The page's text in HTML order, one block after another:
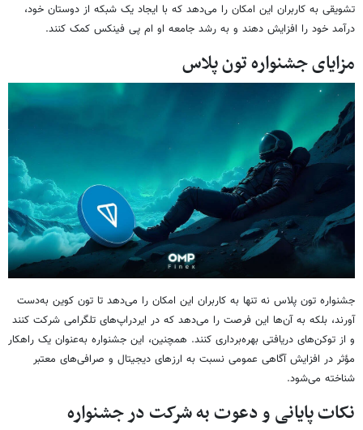
تشویقی به کاربران این امکان را می‌دهد که با ایجاد یک شبکه از دوستان خود،
درآمد خود را افزایش دهند و به رشد جامعه او ام پی فینکس کمک کنند.
مزایای جشنواره تون پلاس
جشنواره تون پلاس نه تنها به کاربران این امکان را می‌دهد تا تون کوین به‌دست
آورند، بلکه به آن‌ها این فرصت را می‌دهد که در ایردراپ‌های تلگرامی شرکت کنند
و از توکن‌های دریافتی بهره‌برداری کنند. همچنین، این جشنواره به‌عنوان یک راهکار
مؤثر در افزایش آگاهی عمومی نسبت به ارزهای دیجیتال و صرافی‌های معتبر
شناخته می‌شود.
نکات پایانی و دعوت به شرکت در جشنواره